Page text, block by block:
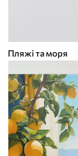
Пляжі та моря